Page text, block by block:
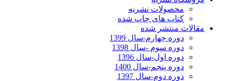
محصولات نشریه
کتاب های چاپ شده
مقالات منتشر شده
دوره چهارم-سال 1399
دوره سوم -سال 1398
دوره اول-سال 1396
دوره پنجم-سال 1400
دوره دوم-سال 1397